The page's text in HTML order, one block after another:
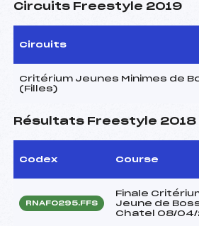
Circuits Freestyle 2019
Circuits
Critérium Jeunes Minimes de
(Filles)
Résultats Freestyle 2018
Codex Course
RNAF0295.FFS
Finale
Jeune de
Chatel 08/04/